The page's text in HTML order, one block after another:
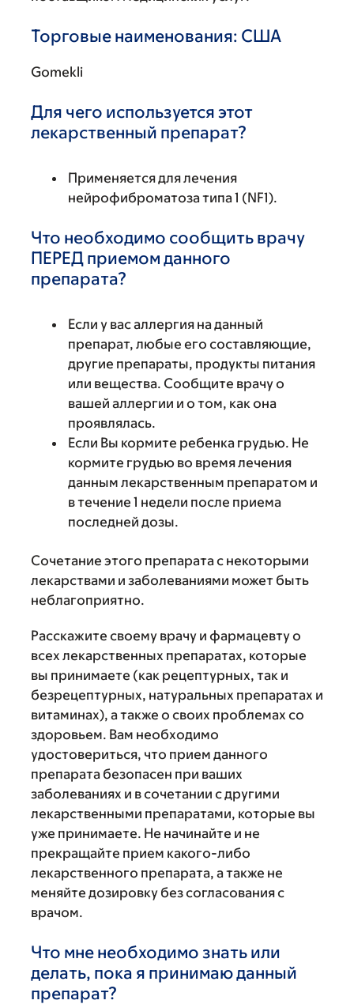
Торговые наименования: США
Gomekli
Для чего используется этот
лекарственный препарат?
Применяется для лечения
нейрофиброматоза типа 1 (NF1).
Что необходимо сообщить врачу
ПЕРЕД приемом данного
препарата?
Если у вас аллергия на данный
препарат, любые его составляющие,
другие препараты, продукты питания
или вещества. Сообщите врачу о
вашей аллергии и о том, как она
проявлялась.
Если Вы кормите ребенка грудью. Не
кормите грудью во время лечения
данным лекарственным препаратом и
в течение 1 недели после приема
последней дозы.
Сочетание этого препарата с некоторыми
лекарствами и заболеваниями может быть
неблагоприятно.
Расскажите своему врачу и фармацевту о
всех лекарственных препаратах, которые
вы принимаете (как рецептурных, так и
безрецептурных, натуральных препаратах и
витаминах), а также о своих проблемах со
здоровьем. Вам необходимо
удостовериться, что прием данного
препарата безопасен при ваших
заболеваниях и в сочетании с другими
лекарственными препаратами, которые вы
уже принимаете. Не начинайте и не
прекращайте прием какого-либо
лекарственного препарата, а также не
меняйте дозировку без согласования с
врачом.
Что мне необходимо знать или
делать, пока я принимаю данный
препарат?